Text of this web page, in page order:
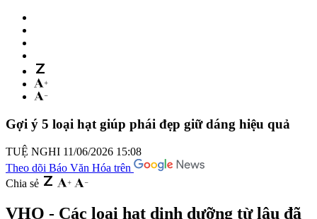
Gợi ý 5 loại hạt giúp phái đẹp giữ dáng hiệu quả
TUỆ NGHI 11/06/2026 15:08
Theo dõi Báo Văn Hóa trên
Chia sẻ
VHO - Các loại hạt dinh dưỡng từ lâu đã